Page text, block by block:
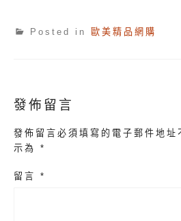
Posted in 歐美精品網購
發佈留言
發佈留言必須填寫的電子郵件地址
示為 *
留言 *